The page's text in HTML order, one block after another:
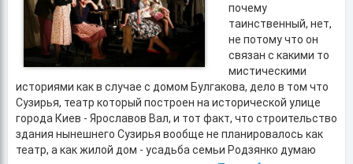
почему
таинственный, нет,
не потому что он
связан с какими то
мистическими
историями как в случае с домом Булгакова, дело в том что
Сузирья, театр который построен на исторической улице
города Киев - Ярославов Вал, и тот факт, что строительство
здания нынешнего Сузирья вообще не планировалось как
театр, а как жилой дом - усадьба семьи Родзянко думаю